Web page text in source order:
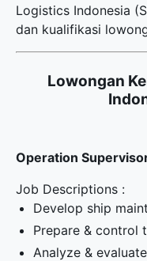
Logistics Indonesia
dan kualifikasi
Lowongan
Operation
Job Descriptions :
Develop ship
Prepare & control
Analyze &